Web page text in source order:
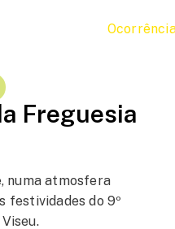
Freguesia
numa atmosfera
festividades do 9º
.